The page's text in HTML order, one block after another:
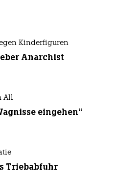
Kinderfiguren
Anarchist
All
eingehen“
Triebabfuhr